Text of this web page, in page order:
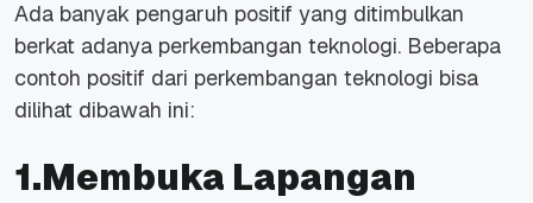
Ada banyak pengaruh positif yang ditimbulkan
berkat adanya perkembangan teknologi. Beberapa
contoh positif dari perkembangan teknologi bisa
dilihat dibawah ini:
1.Membuka Lapangan